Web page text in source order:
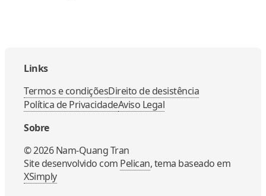
Links
Termos e condiçõesDireito de desistência
Política de PrivacidadeAviso Legal
Sobre
©2026Nam-Quang Tran
Site desenvolvido com Pelican, tema baseado em
XSimply